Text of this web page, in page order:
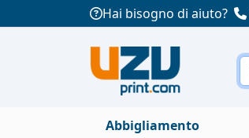
Hai bisogno di aiuto?
Abbigliamento